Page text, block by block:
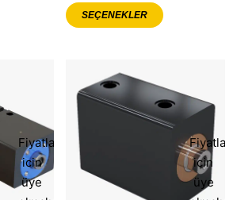
SEÇENEKLER
Fiyatlar
icin
üye
Fiyatlar
icin
üye